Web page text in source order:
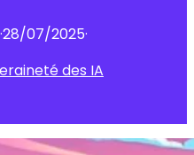
·28/07/2025·
des IA